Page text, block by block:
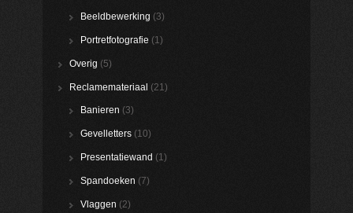
Beeldbewerking (3)
Portretfotografie (1)
Overig (5)
Reclamemateriaal (21)
Banieren (3)
Gevelletters (10)
Presentatiewand (1)
Spandoeken (7)
Vlaggen (2)